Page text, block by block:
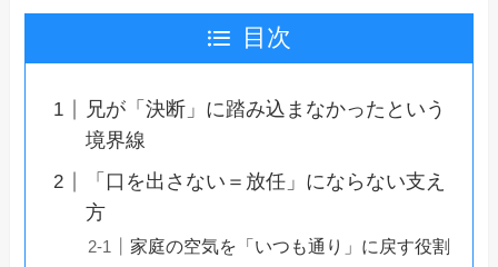
目次
兄が「決断」に踏み込まなかったという
境界線
「口を出さない＝放任」にならない支え
方
家庭の空気を「いつも通り」に戻す役割